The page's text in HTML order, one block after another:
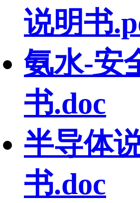
说明书
氨水-安
书.doc
半导体
书.doc